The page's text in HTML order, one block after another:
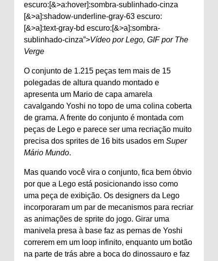
escuro:[&>a:hover]:sombra-sublinhado-cinza
[&>a]:shadow-underline-gray-63 escuro:
[&>a]:text-gray-bd escuro:[&>a]:sombra-
sublinhado-cinza”>Vídeo por Lego, GIF por The
Verge
O conjunto de 1.215 peças tem mais de 15
polegadas de altura quando montado e
apresenta um Mario de capa amarela
cavalgando Yoshi no topo de uma colina coberta
de grama. A frente do conjunto é montada com
peças de Lego e parece ser uma recriação muito
precisa dos sprites de 16 bits usados ​​em Super
Mário Mundo.
Mas quando você vira o conjunto, fica bem óbvio
por que a Lego está posicionando isso como
uma peça de exibição. Os designers da Lego
incorporaram um par de mecanismos para recriar
as animações de sprite do jogo. Girar uma
manivela presa à base faz as pernas de Yoshi
correrem em um loop infinito, enquanto um botão
na parte de trás abre a boca do dinossauro e faz